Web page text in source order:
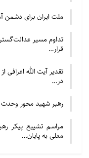
ملت ایران برای دشمن
تداوم مسیر
قرار…
تقدیر آیت الله
در…
رهبر شهید محور
مراسم تشییع پیکر
معلی به پایان…